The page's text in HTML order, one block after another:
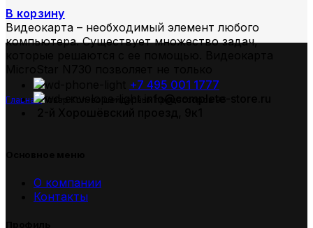
В корзину
Видеокарта – необходимый элемент любого
компьютера. Существует множество задач,
ГлавнаяТовар Кол-во шейдерных процессоров
+7 495 001 1777
О компании
Контакты